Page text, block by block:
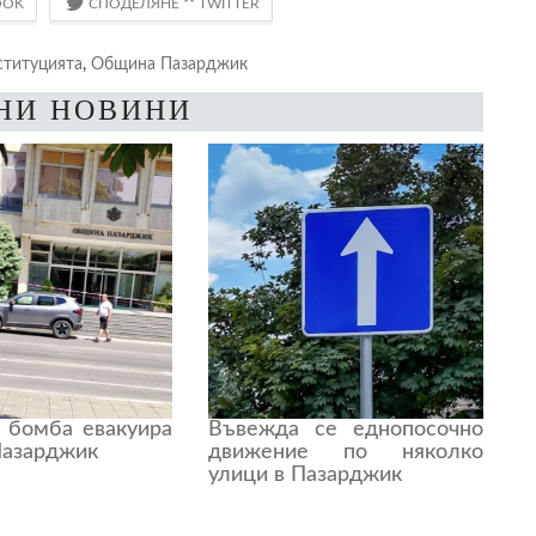
, Община Пазарджик
НОВИНИ
бомба евакуира
Въвежда се еднопосочно
движение по няколко
улици в Пазарджик